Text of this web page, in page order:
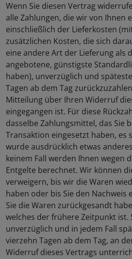
Wenn Sie diesen Vertrag
alle Zahlungen, die wir von Ihnen
einschließlich der Lieferkosten
zusätzlichen Kosten, die sich
eine andere Art der Lieferung als
angebotene, günstigste
haben), unverzüglich und
Tagen ab dem Tag
Mitteilung über Ihren Widerruf
eingegangen ist. Für diese
dasselbe Zahlungsmittel, das Sie
Transaktion eingesetzt haben, es
wurde ausdrücklich etwas
keinem Fall werden Ihnen wegen
Entgelte berechnet. Wir können
verweigern, bis wir die Waren
haben oder bis Sie den Nachweis
Sie die Waren zurückgesandt
welches der frühere Zeitpunkt ist.
unverzüglich und in jedem Fall
vierzehn Tagen ab dem Tag, an
Widerruf dieses Vertrags